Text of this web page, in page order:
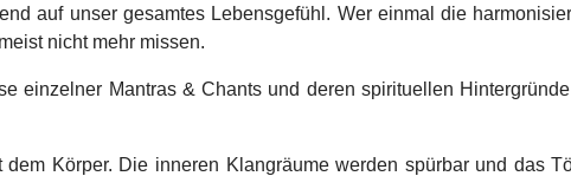
auf unser gesamtes Lebensgefühl. Wer einmal die
nicht mehr missen.
einzelner Mantras & Chants und deren spirituellen
Körper. Die inneren Klangräume werden spürbar und das